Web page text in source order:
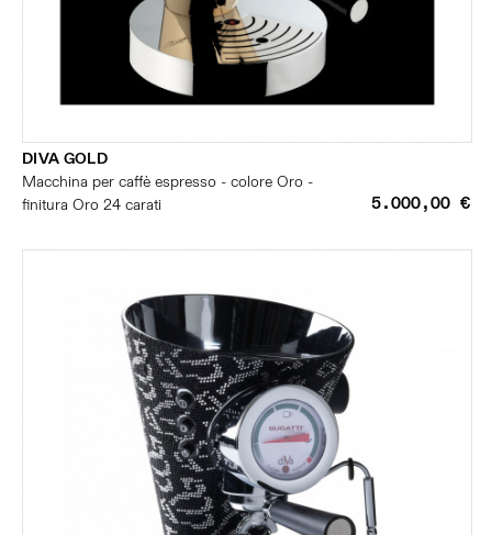
DIVA GOLD
Macchina per caffè espresso - colore Oro -
finitura Oro 24 carati
5.000,00 €